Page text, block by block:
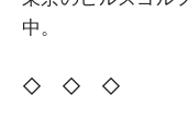
中。
◇ ◇ ◇